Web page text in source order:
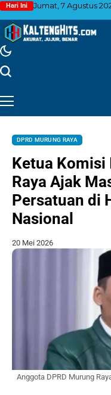
Hari Ini Jumat, 7 Agustus
DPRD MURUNG RAYA
Ketua Komisi
Raya Ajak
Persatuan di
Nasional
20 Mei 2026
Anggota DPRD Murung